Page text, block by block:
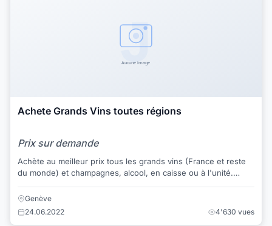
Achete Grands Vins toutes régions
Prix sur demande
Achète au meilleur prix tous les grands vins (France et reste
du monde) et champagnes, alcool, en caisse ou à l'unité.
Paiement en espèces. Etudie t...
Genève
24.06.2022
4'630 vues